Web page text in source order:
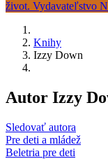
Knihy
Izzy Down
Autor Izzy
Sledovať autora
Pre deti a mládež
Beletria pre deti